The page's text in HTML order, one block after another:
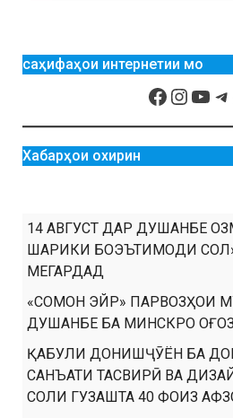
саҳифаҳои интернетии мо
Хабарҳои охирин
14 АВГУСТ ДАР ДУШАНБЕ
ШАРИКИ БОЭЪТИМОДИ
МЕГАРДАД
«СОМОН ЭЙР» ПАРВОЗҲОИ
ДУШАНБЕ БА МИНСКРО
ҚАБУЛИ ДОНИШҶӮЁН БА
САНЪАТИ ТАСВИРӢ ВА
СОЛИ ГУЗАШТА 40 ФОИЗ